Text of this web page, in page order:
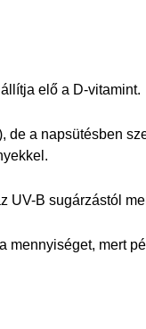
elő a D-vitamint.
a napsütésben
UV-B sugárzástól
mennyiséget, mert